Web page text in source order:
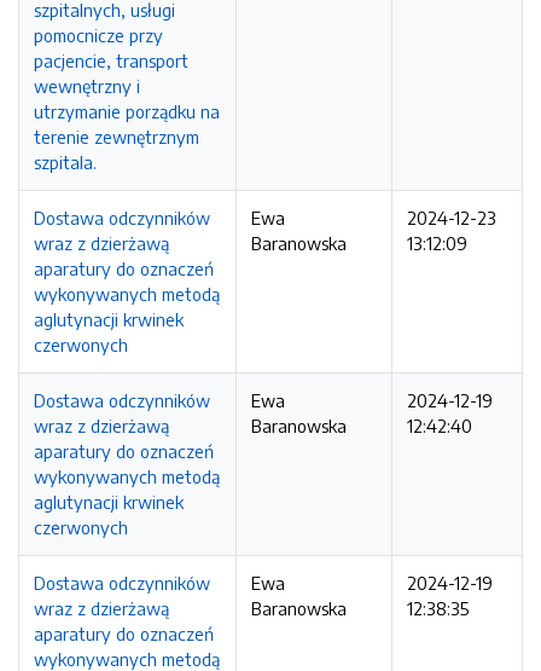
szpitalnych, usługi
pomocnicze przy
pacjencie, transport
wewnętrzny i
utrzymanie porządku na
terenie zewnętrznym
szpitala.
Dostawa odczynników
wraz z dzierżawą
aparatury do oznaczeń
wykonywanych metodą
aglutynacji krwinek
czerwonych
Ewa
Baranowska
2024-12-23
13:12:09
Dostawa odczynników
wraz z dzierżawą
aparatury do oznaczeń
wykonywanych metodą
aglutynacji krwinek
czerwonych
Ewa
Baranowska
2024-12-19
12:42:40
Dostawa odczynników
wraz z dzierżawą
aparatury do oznaczeń
wykonywanych metodą
Ewa
Baranowska
2024-12-19
12:38:35